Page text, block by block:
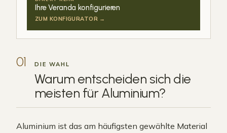
Ihre Veranda konfigurieren
ZUM KONFIGURATOR →
01 DIE WAHL
Warum entscheiden sich die
meisten fürAluminium?
Aluminium ist das am häufigsten gewählte Material